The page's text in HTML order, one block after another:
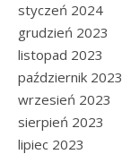
styczeń 2024
grudzień 2023
listopad 2023
październik 2023
wrzesień 2023
sierpień 2023
lipiec 2023